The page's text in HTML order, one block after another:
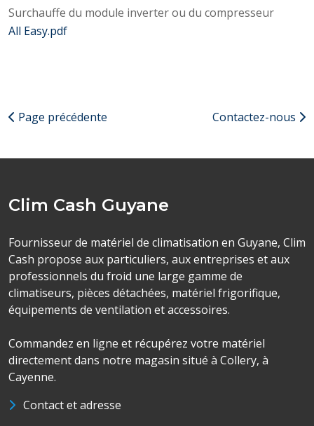
Surchauffe du module inverter ou du compresseur
All Easy.pdf
Page précédente Contactez-nous
Clim Cash Guyane
Fournisseur de matériel de climatisation en Guyane, Clim
Cash propose aux particuliers, aux entreprises et aux
professionnels du froid une large gamme de
climatiseurs, pièces détachées, matériel frigorifique,
équipements de ventilation et accessoires.
Commandez en ligne et récupérez votre matériel
directement dans notre magasin situé à Collery, à
Cayenne.
Contact et adresse